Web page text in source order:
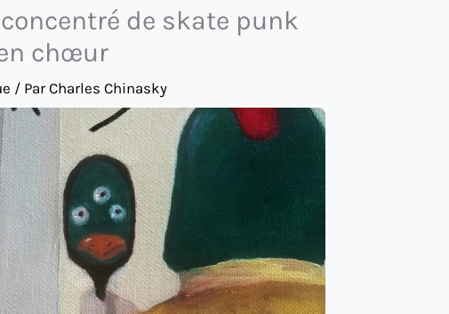
concentré de skate punk
chœur
/ ParCharles Chinasky